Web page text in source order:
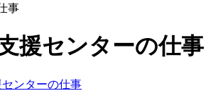
事
援センターの仕事
ンターの仕事